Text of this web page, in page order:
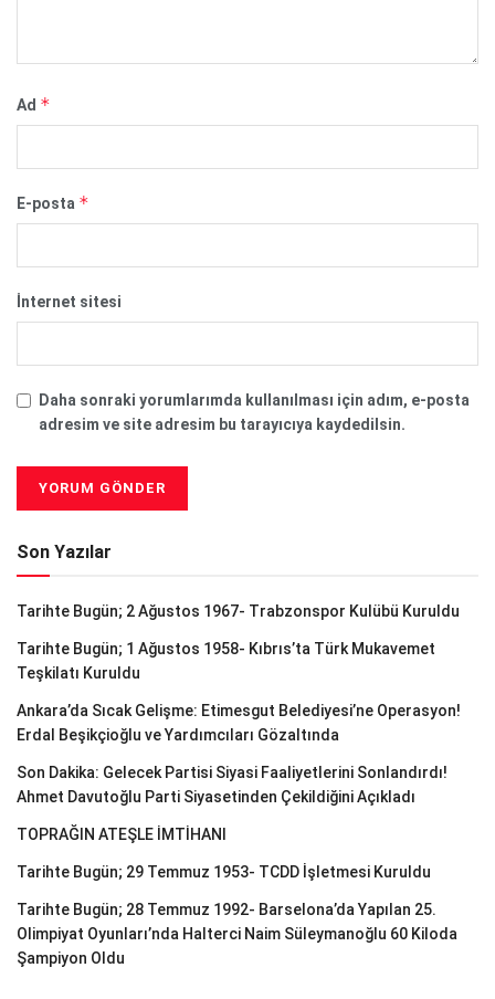
Ad *
E-posta *
İnternet sitesi
Daha sonraki yorumlarımda kullanılması için adım, e-posta
adresim ve site adresim bu tarayıcıya kaydedilsin.
Son Yazılar
Tarihte Bugün; 2 Ağustos 1967- Trabzonspor Kulübü Kuruldu
Tarihte Bugün; 1 Ağustos 1958- Kıbrıs’ta Türk Mukavemet
Teşkilatı Kuruldu
Ankara’da Sıcak Gelişme: Etimesgut Belediyesi’ne Operasyon!
Erdal Beşikçioğlu ve Yardımcıları Gözaltında
Son Dakika: Gelecek Partisi Siyasi Faaliyetlerini Sonlandırdı!
Ahmet Davutoğlu Parti Siyasetinden Çekildiğini Açıkladı
TOPRAĞIN ATEŞLE İMTİHANI
Tarihte Bugün; 29 Temmuz 1953- TCDD İşletmesi Kuruldu
Tarihte Bugün; 28 Temmuz 1992- Barselona’da Yapılan 25.
Olimpiyat Oyunları’nda Halterci Naim Süleymanoğlu 60 Kiloda
Şampiyon Oldu